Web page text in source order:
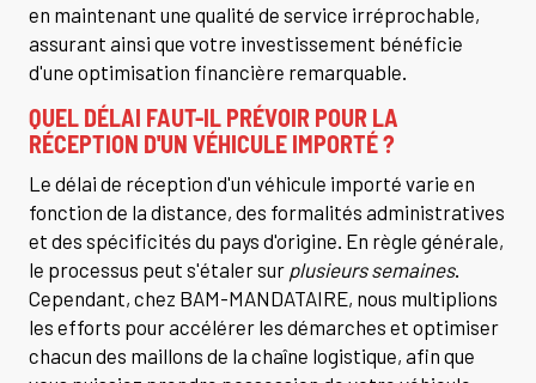
en maintenant une qualité de service irréprochable,
assurant ainsi que votre investissement bénéficie
d'une optimisation financière remarquable.
QUEL DÉLAI FAUT-IL PRÉVOIR POUR LA
RÉCEPTION D'UN VÉHICULE IMPORTÉ ?
Le délai de réception d'un véhicule importé varie en
fonction de la distance, des formalités administratives
et des spécificités du pays d'origine. En règle générale,
le processus peut s'étaler sur plusieurs semaines.
Cependant, chez BAM-MANDATAIRE, nous multiplions
les efforts pour accélérer les démarches et optimiser
chacun des maillons de la chaîne logistique, afin que